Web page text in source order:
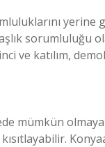
yerine
sorumluluğu
ve katılım,
mümkün